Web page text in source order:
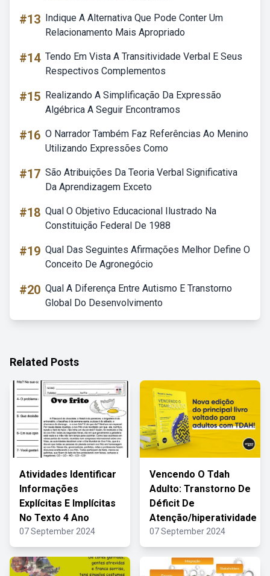
#13 Indique A Alternativa Que Pode Conter Um
Relacionamento Mais Apropriado
#14 Tendo Em Vista A Transitividade Verbal E Seus
Respectivos Complementos
#15 Realizando A Simplificação Da Expressão
Algébrica A Seguir Encontramos
#16 O Narrador Também Faz Referências Ao Menino
Utilizando Expressões Como
#17 São Atribuições Da Teoria Verbal Significativa
Da Aprendizagem Exceto
#18 Qual O Objetivo Educacional Ilustrado Na
Constituição Federal De 1988
#19 Qual Das Seguintes Afirmações Melhor Define O
Conceito De Agronegócio
#20 Qual A Diferença Entre Autismo E Transtorno
Global Do Desenvolvimento
Related Posts
Atividades Identificar
Informações
Explícitas E Implícitas
No Texto 4 Ano
07 September 2024
Vencendo O Tdah
Adulto: Transtorno De
Déficit De
Atenção/hiperatividade
07 September 2024